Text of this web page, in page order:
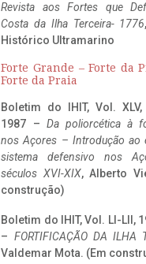
Revista aos Fortes que
Costa da Ilha Terceira- 1776
Histórico Ultramarino
Forte Grande – Forte da
Forte da Praia
Boletim do IHIT, Vol.
1987 – Da poliorcética à
nos Açores – Introdução ao
sistema defensivo nos
séculos XVI-XIX, Alberto
construção)
Boletim do IHIT, Vol. LI-LII,
– FORTIFICAÇÃO DA ILHA
Valdemar Mota. (Em